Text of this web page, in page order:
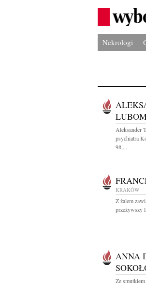
Nekrologi
Aleksander
psychiatra
98,...
KRAKÓW
Z żalem
przeżywszy
ANNA
Ze